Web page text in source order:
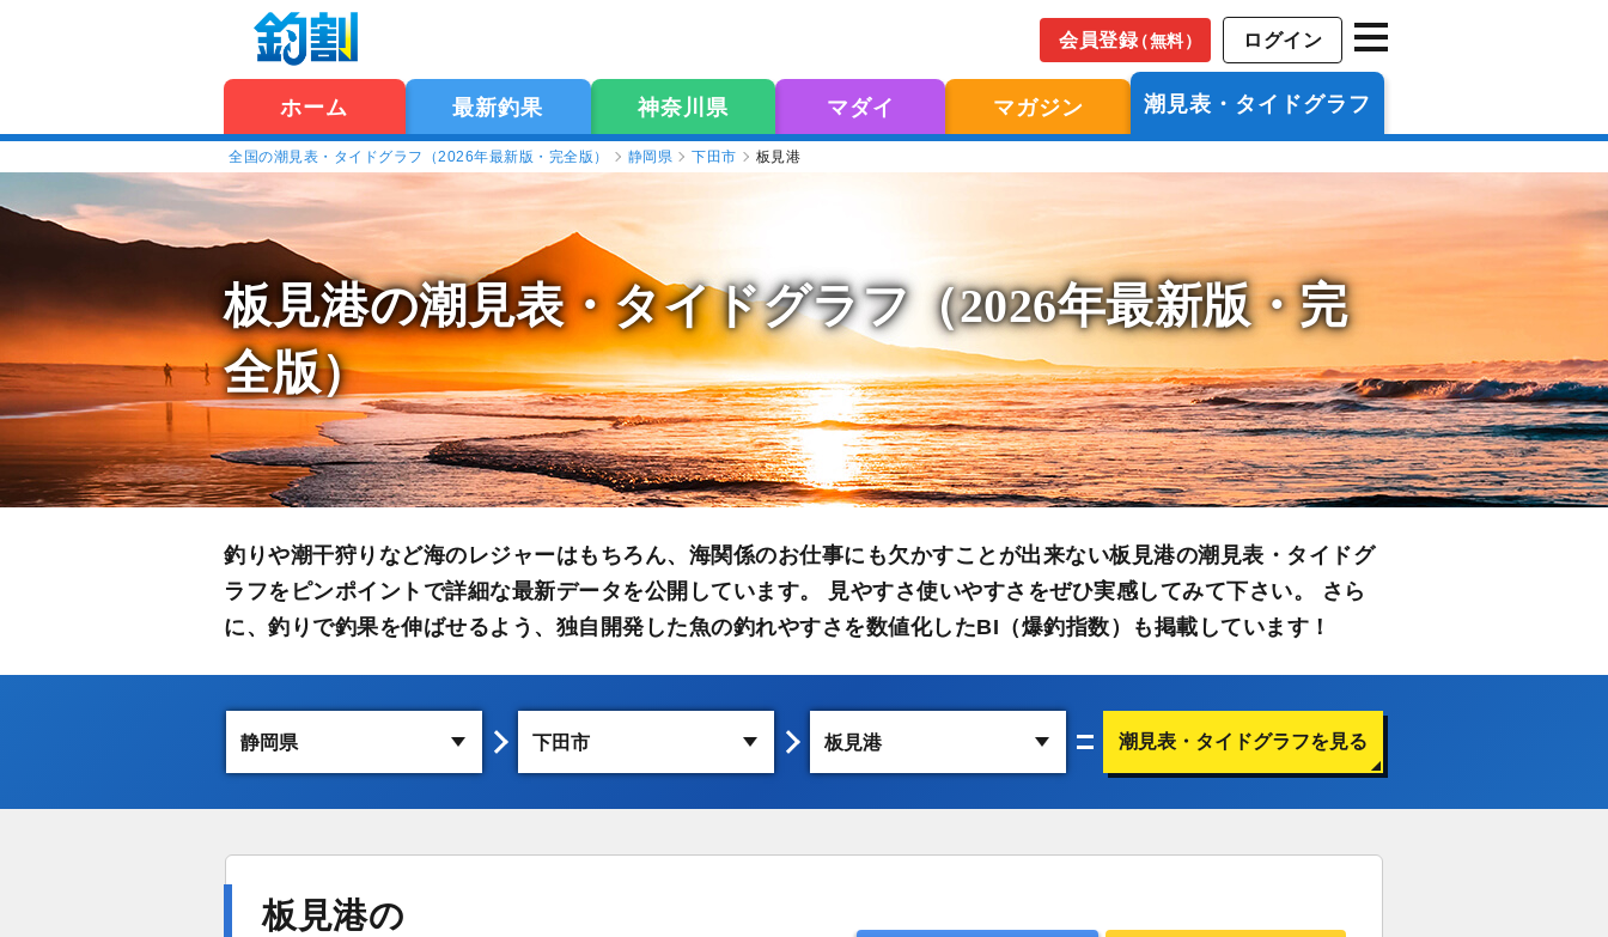
会員登録（無料） ログイン
ホーム 最新釣果 神奈川県 マダイ マガジン 潮見表・タイドグラフ
全国の潮見表・タイドグラフ（2026年最新版・完全版） 静岡県 下田市 板見港
板見港の潮見表・タイドグラフ（2026年最新版・完
全版）
釣りや潮干狩りなど海のレジャーはもちろん、海関係のお仕事にも欠かすことが出来ない板見港の潮見表・タイドグ
ラフをピンポイントで詳細な最新データを公開しています。 見やすさ使いやすさをぜひ実感してみて下さい。 さら
に、釣りで釣果を伸ばせるよう、独自開発した魚の釣れやすさを数値化したBI（爆釣指数）も掲載しています！
潮見表・タイドグラフを見る
板見港の